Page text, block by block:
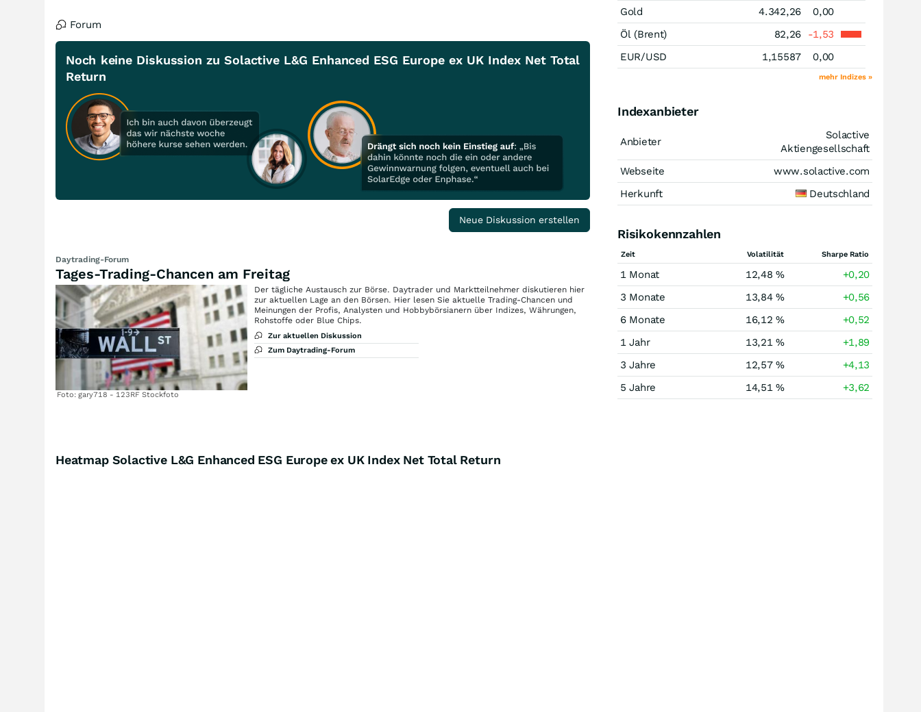
Forum
Noch keine Diskussion zu Solactive L&G Enhanced ESG Europe ex UK Index Net Total
Return
Neue Diskussion erstellen
Daytrading-Forum
Tages-Trading-Chancen am Freitag
Foto: gary718 - 123RF Stockfoto
Der tägliche Austausch zur Börse. Daytrader und Marktteilnehmer diskutieren hier
zur aktuellen Lage an den Börsen. Hier lesen Sie aktuelle Trading-Chancen und
Meinungen der Profis, Analysten und Hobbybörsianern über Indizes, Währungen,
Rohstoffe oder Blue Chips.
Zur aktuellen Diskussion
Zum Daytrading-Forum
Gold
4.342,26
0,00
Öl (Brent)
82,26
-1,53
EUR/USD
1,15587 0,00
mehr Indizes »
Indexanbieter
Anbieter
Solactive
Aktiengesellschaft
Webseite
www.solactive.com
Herkunft
Deutschland
Risikokennzahlen
Zeit Volatilität Sharpe Ratio
1 Monat 12,48 %
+0,20
3 Monate
13,84 %
+0,56
6 Monate
16,12 %
+0,52
1 Jahr
13,21 %
+1,89
3 Jahre
12,57 %
+4,13
5 Jahre
14,51 % +3,62
Heatmap Solactive L&G Enhanced ESG Europe ex UK Index Net Total Return